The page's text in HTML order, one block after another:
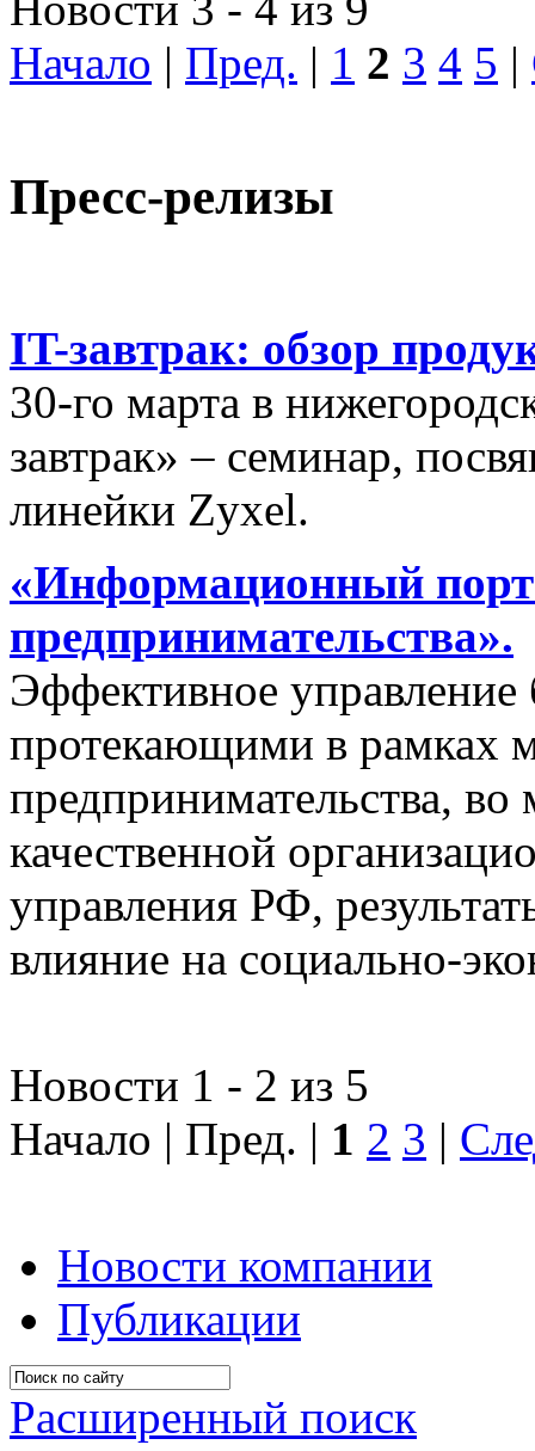
Начало | Пред. | 1 2 3 4 5 |
Пресс-релизы
IT-завтрак: обзор
30-го марта в
завтрак» – семинар,
линейки Zyxel.
«Информационный
предпринимательства».
Эффективное управление
протекающими в рамках
предпринимательства,
качественной
управления РФ,
влияние на социально-
Новости 1 - 2 из 5
Начало | Пред. | 1 2 3 |
Новости компании
Публикации
Расширенный поиск